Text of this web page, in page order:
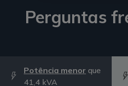
Perguntas
Potência menor que
41,4 kVA